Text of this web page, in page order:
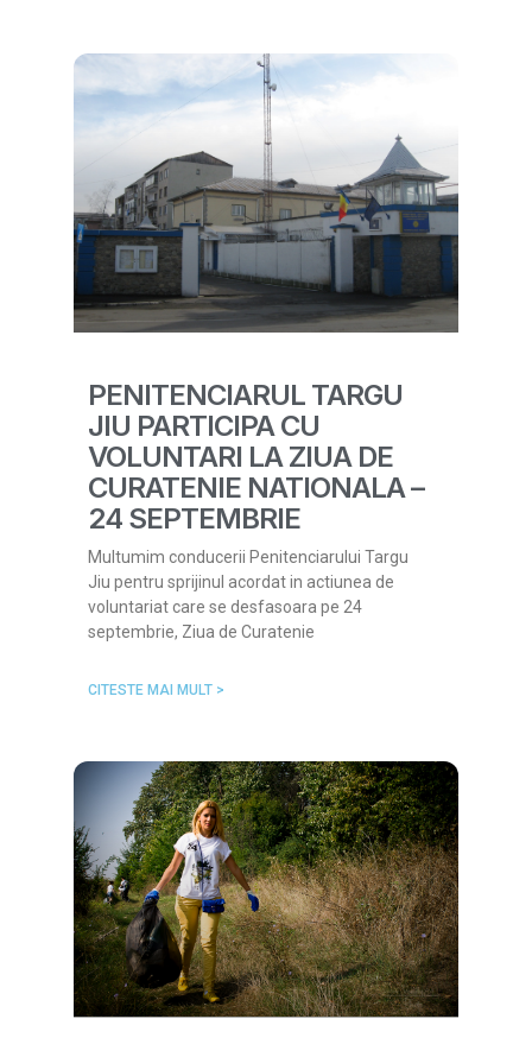
PENITENCIARUL TARGU
JIU PARTICIPA CU
VOLUNTARI LA ZIUA DE
CURATENIE NATIONALA –
24 SEPTEMBRIE
Multumim conducerii Penitenciarului Targu
Jiu pentru sprijinul acordat in actiunea de
voluntariat care se desfasoara pe 24
septembrie, Ziua de Curatenie
CITESTE MAI MULT >